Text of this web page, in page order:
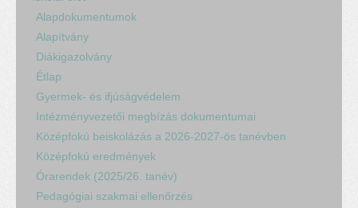
Alapdokumentumok
Alapítvány
Diákigazolvány
Étlap
Gyermek- és ifjúságvédelem
Intézményvezetői megbízás dokumentumai
Középfokú beiskolázás a 2026-2027-ös tanévben
Középfokú eredmények
Órarendek (2025/26. tanév)
Pedagógiai szakmai ellenőrzés